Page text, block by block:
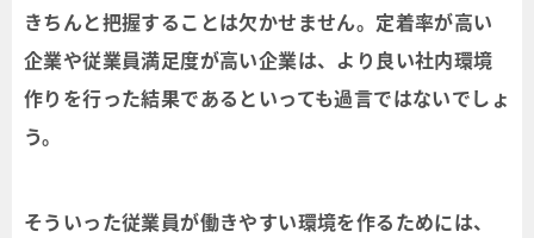
きちんと把握することは欠かせません。定着率が高い
企業や従業員満足度が高い企業は、より良い社内環境
作りを行った結果であるといっても過言ではないでしょ
う。
そういった従業員が働きやすい環境を作るためには、